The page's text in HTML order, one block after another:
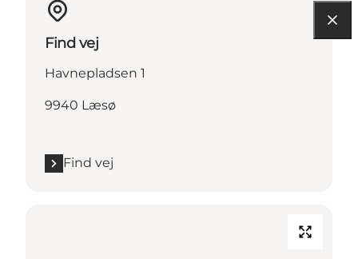
Find vej
Havnepladsen 1
9940 Læsø
Find vej